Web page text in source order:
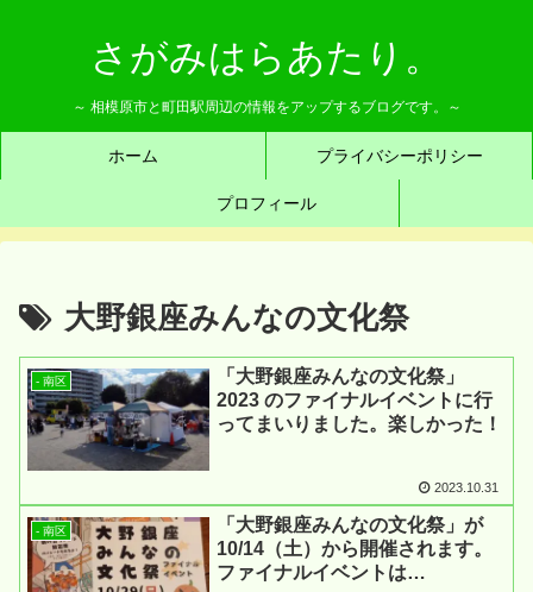
さがみはらあたり。
～ 相模原市と町田駅周辺の情報をアップするブログです。～
ホーム プライバシーポリシー
プロフィール
大野銀座みんなの文化祭
- 南区
「大野銀座みんなの文化祭」
2023 のファイナルイベントに行
ってまいりました。楽しかった！
2023.10.31
- 南区
「大野銀座みんなの文化祭」が
10/14（土）から開催されます。
ファイナルイベントは